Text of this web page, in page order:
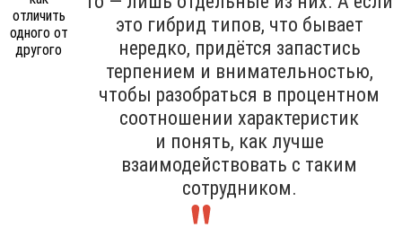
это гибрид типов, что бывает
нередко, придётся запастись
терпением и внимательностью,
чтобы разобраться в процентном
соотношении характеристик
и понять, как лучше
взаимодействовать с таким
сотрудником.